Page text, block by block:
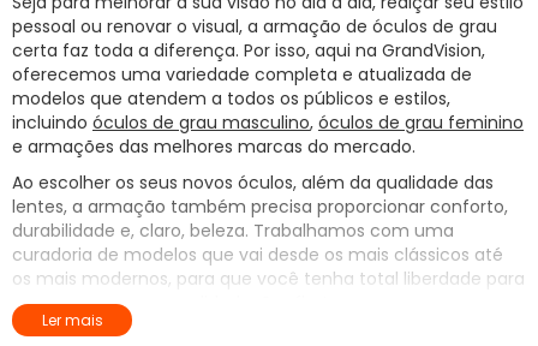
pessoal ou renovar o visual, a armação de óculos de grau
certa faz toda a diferença. Por isso, aqui na GrandVision,
oferecemos uma variedade completa e atualizada de
modelos que atendem a todos os públicos e estilos,
incluindo óculos de grau masculino, óculos de grau feminino
e armações das melhores marcas do mercado.
Ao escolher os seus novos óculos, além da qualidade das
lentes, a armação também precisa proporcionar conforto,
durabilidade e, claro, beleza. Trabalhamos com uma
curadoria de modelos que vai desde os mais clássicos até
os mais modernos, para que você tenha total liberdade para
expressar sua personalidade. Confira!
Ler mais